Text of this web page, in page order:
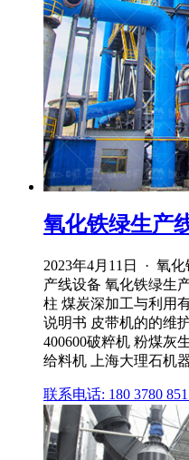
氧化铁绿生产
2023年4月11日 · 氧
产线设备 氧化铁绿生
柱 煤炭深加工与利用
说明书 皮带机的的维
400600破粹机 粉煤灰
给料机 上海大理石机
联系电话: 180 3780